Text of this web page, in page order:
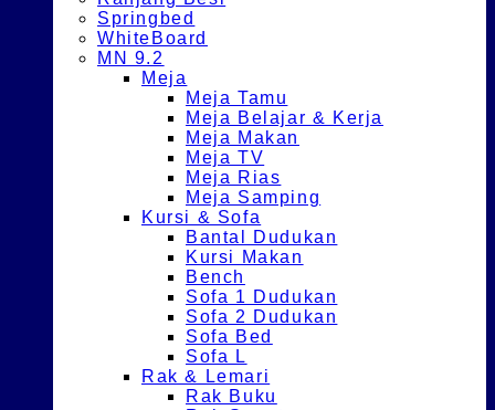
Springbed
WhiteBoard
MN 9.2
Meja
Meja Tamu
Meja Belajar & Kerja
Meja Makan
Meja TV
Meja Rias
Meja Samping
Kursi & Sofa
Bantal Dudukan
Kursi Makan
Bench
Sofa 1 Dudukan
Sofa 2 Dudukan
Sofa Bed
Sofa L
Rak & Lemari
Rak Buku